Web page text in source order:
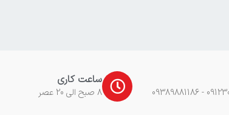
ساعت کاری
8 صبح الی 20 عصر